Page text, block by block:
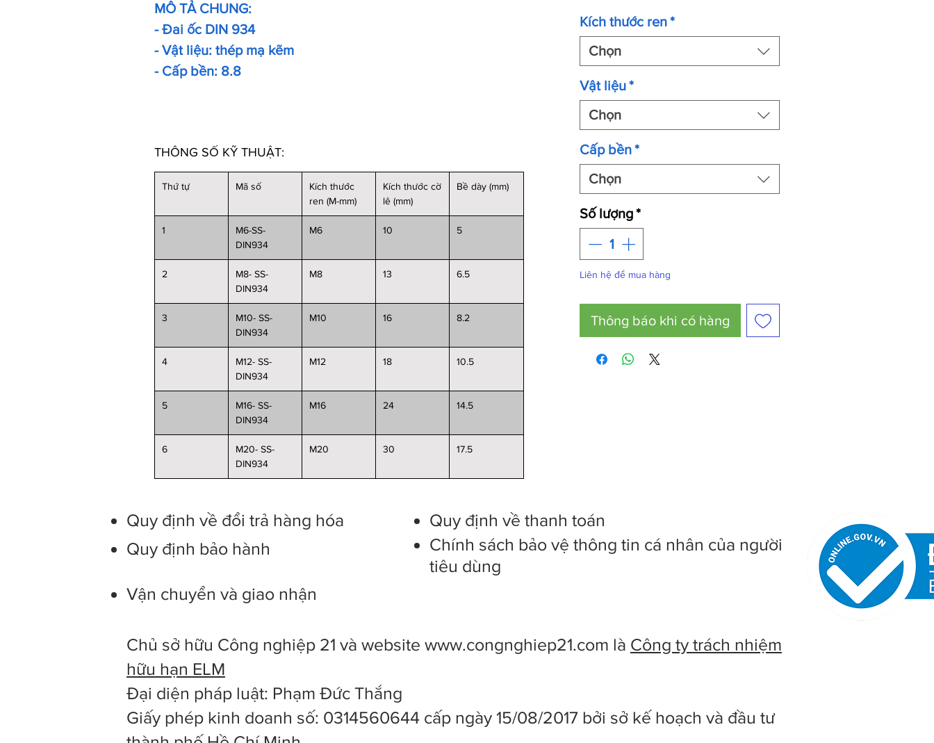
MÔ TẢ CHUNG:
- Đai ốc DIN 934
- Vật liệu: thép mạ kẽm
- Cấp bền: 8.8
THÔNG SỐ KỸ THUẬT:
Thứ tự Mã số
Kích thước
ren (M-mm)
Kích thước cờ
lê (mm)
Bề dày (mm)
1
M6-SS-
DIN934
M6 10 5
2
M8- SS-
DIN934
M8 13 6.5
3
M10- SS-
DIN934
M10 16 8.2
4
M12- SS-
DIN934
M12 18 10.5
5
M16- SS-
DIN934
M16 24 14.5
6
M20- SS-
DIN934
M20 30 17.5
Kích thước ren*
Chọn
Vật liệu*
Chọn
Cấp bền*
Chọn
Số lượng*
Liên hệ để mua hàng
Thông báo khi có hàng
Quy định về đổi trả hàng hóa
Quy định bảo hành
Vận chuyển và giao nhận
Quy định về thanh toán
Chính sách bảo vệ thông tin cá nhân của người
tiêu dùng
Chủ sở hữu Công nghiệp 21 và website www.congnghiep21.com là Công ty trách nhiệm
hữu hạn ELM
Đại diện pháp luật: Phạm Đức Thắng
Giấy phép kinh doanh số: 0314560644 cấp ngày 15/08/2017 bởi sở kế hoạch và đầu tư